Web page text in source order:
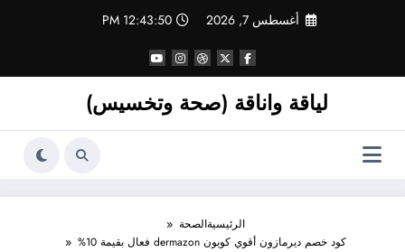
أغسطس 7, 2026 12:43:51 PM
لياقة واناقة (صحة وتخسيس)
الرئيسيةالصحة
كود خصم ديرمازون أقوي كوبون dermazon فعال بقيمة 10%